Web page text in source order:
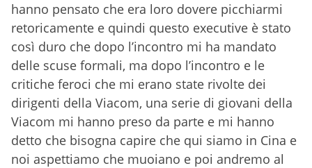
hanno pensato che era loro dovere picchiarmi
retoricamente e quindi questo executive è stato
così duro che dopo l’incontro mi ha mandato
delle scuse formali, ma dopo l’incontro e le
critiche feroci che mi erano state rivolte dei
dirigenti della Viacom, una serie di giovani della
Viacom mi hanno preso da parte e mi hanno
detto che bisogna capire che qui siamo in Cina e
noi aspettiamo che muoiano e poi andremo al